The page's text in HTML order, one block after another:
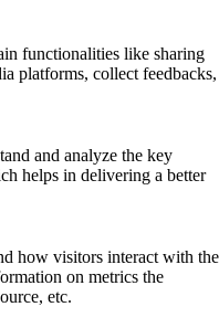
functionalities like sharing
platforms, collect feedbacks,
and analyze the key
helps in delivering a better
how visitors interact with the
on metrics the
etc.